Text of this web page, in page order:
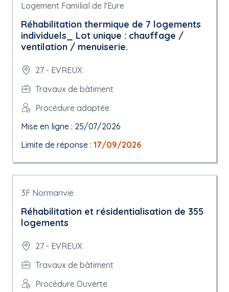
Logement Familial de l'Eure
Réhabilitation thermique de 7 logements
individuels_ Lot unique : chauffage /
ventilation / menuiserie.
27 - EVREUX
Travaux de bâtiment
Procédure adaptée
Mise en ligne : 25/07/2026
Limite de réponse : 17/09/2026
3F Normanvie
Réhabilitation et résidentialisation de 355
logements
27 - EVREUX
Travaux de bâtiment
Procédure Ouverte